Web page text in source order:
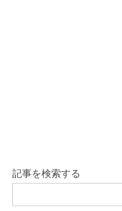
記事を検索する